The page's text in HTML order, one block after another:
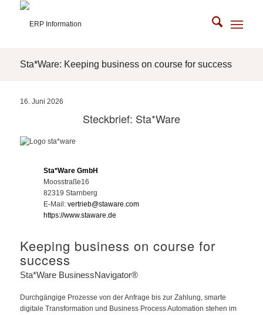
Sta*Ware: Keeping business on course for success
16. Juni 2026
Steckbrief: Sta*Ware
Sta*Ware GmbH
Moosstraße16
82319 Starnberg
E-Mail: vertrieb@staware.com
https://www.staware.de
Keeping business on course for
success
Sta*Ware BusinessNavigator®
Durchgängige Prozesse von der Anfrage bis zur Zahlung, smarte
digitale Transformation und Business Process Automation stehen im